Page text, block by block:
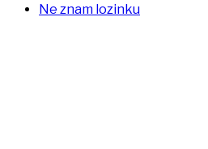
Ne znam lozinku